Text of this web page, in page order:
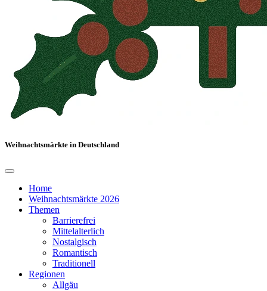
Weihnachtsmärkte in Deutschland
Home
Weihnachtsmärkte 2026
Themen
Barrierefrei
Mittelalterlich
Nostalgisch
Romantisch
Traditionell
Regionen
Allgäu